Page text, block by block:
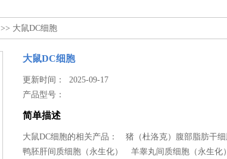
>> 大鼠DC细胞
大鼠DC细胞
更新时间： 2025-09-17
产品型号：
简单描述
大鼠DC细胞的相关产品： 猪（杜洛克）腹部脂肪干
鸭胚肝间质细胞（永生化） 羊睾丸间质细胞（永生